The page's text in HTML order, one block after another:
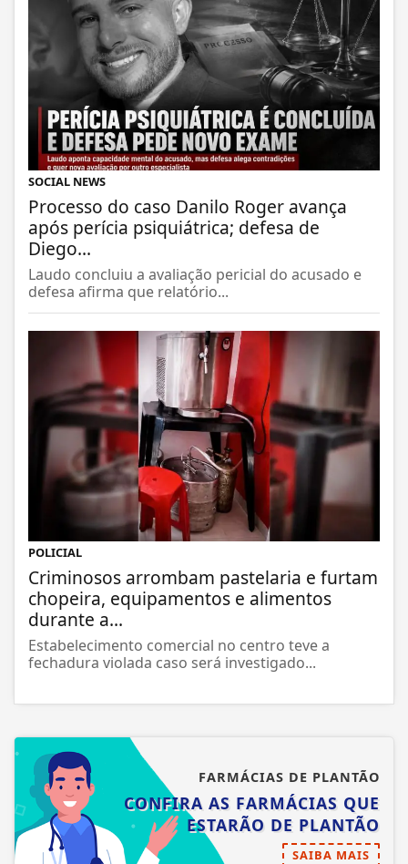
SOCIAL NEWS
Processo do caso Danilo Roger avança
após perícia psiquiátrica; defesa de
Diego...
Laudo concluiu a avaliação pericial do acusado e
defesa afirma que relatório...
POLICIAL
Criminosos arrombam pastelaria e furtam
chopeira, equipamentos e alimentos
durante a...
Estabelecimento comercial no centro teve a
fechadura violada caso será investigado...
FARMÁCIAS DE PLANTÃO
CONFIRA AS FARMÁCIAS QUE
ESTARÃO DE PLANTÃO
SAIBA MAIS